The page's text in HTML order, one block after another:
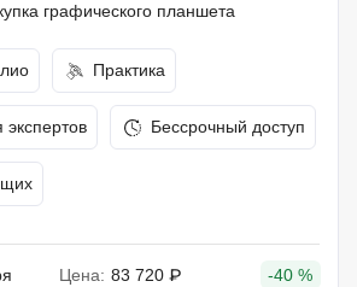
графического планшета
Практика
экспертов Бессрочный доступ
Цена: 83 720 ₽ -40 %